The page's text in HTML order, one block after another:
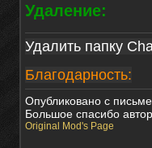
Удаление:
Удалить папку
Благодарность:
Опубликовано с
Большое спасибо
Original Mod's Page